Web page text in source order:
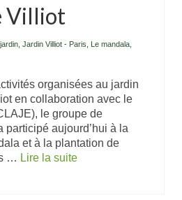
Villiot
Jardin Villiot - Paris Le mandala
organisées au jardin
en collaboration avec le
le groupe de
participé aujourd’hui à la
et à la plantation de
… Lire la suite